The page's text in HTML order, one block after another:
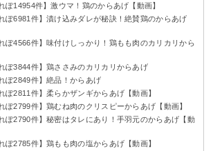
ぽ14954件】激ウマ！鶏のからあげ【動画】
ぽ6981件】漬け込みダレが秘訣！絶賛鶏のからあげ
ぽ4566件】味付けしっかり！鶏もも肉のカリカリから
ぽ3844件】鶏ささみのカリカリからあげ
ぽ2849件】絶品！からあげ
ぽ2811件】柔らかザンギからあげ【動画】
ぽ2799件】鶏むね肉のクリスピーからあげ【動画】
ぽ2790件】秘密はタレにあり！手羽元のからあげ【動
ぽ2785件】鶏もも肉の塩からあげ【動画】